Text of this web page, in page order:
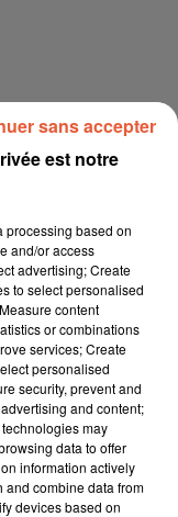
est notre
processing based on
and/or access
advertising; Create
to select personalised
content
or combinations
services; Create
personalised
security, prevent and
and content;
may
data to offer
information actively
and combine data from
devices based on
sans accepter